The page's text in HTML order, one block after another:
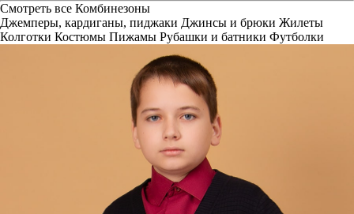
Смотреть все Комбинезоны
Джемперы, кардиганы, пиджаки Джинсы и брюки Жилеты
Колготки Костюмы Пижамы Рубашки и батники Футболки